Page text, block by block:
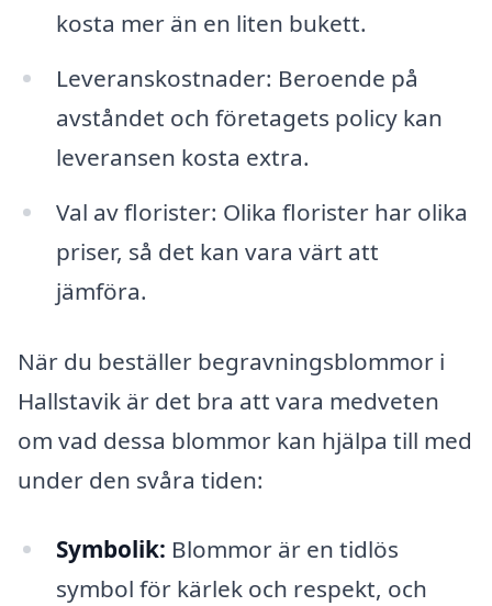
kosta mer än en liten bukett.
Leveranskostnader: Beroende på
avståndet och företagets policy kan
leveransen kosta extra.
Val av florister: Olika florister har olika
priser, så det kan vara värt att
jämföra.
När du beställer begravningsblommor i
Hallstavik är det bra att vara medveten
om vad dessa blommor kan hjälpa till med
under den svåra tiden:
Symbolik: Blommor är en tidlös
symbol för kärlek och respekt, och